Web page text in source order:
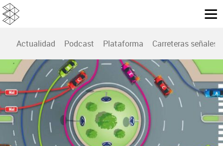
Actualidad Podcast Plataforma Carreteras señales